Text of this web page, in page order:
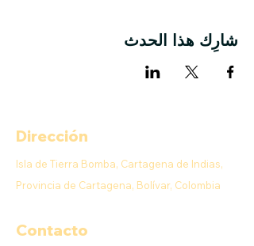
شارِك هذا الحدث
Dirección
Isla de Tierra Bomba, Cartagena de Indias,
Provincia de Cartagena, Bolívar, Colombia
Contacto